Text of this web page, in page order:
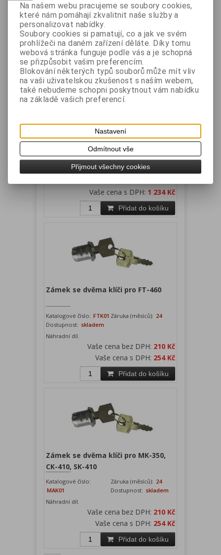
Náhradní díl.
Vaše cena bez DPH:24 Kč
Vaše cena s DPH:
Přidat do košíku
Civka elektromagnetu pro CLUX,
24V
Katalogové číslo:
CSSEL24
Záruka (měsíců):
Dostupnost:skladem
Náhradní díl.
Vaše cena s DPH: 1 234 Kč
Přidat do košíku
Zámek se dvěma klíči pro FT-460
Katalogové číslo: FTK01 Záruka (měsíců): 24
Dostupnost: skladem
Náhradní díl.
Vaše cena bez DPH: 210 Kč
Vaše cena s DPH: 254 Kč
Přidat do košíku
Zámek se dvěma klíči pro MK-350,
CK-410, SK-410
Katalogové číslo:
MAK01
Záruka (měsíců): 24
Dostupnost: skladem
Náhradní díl.
Vaše cena bez DPH: 210 Kč
Vaše cena s DPH: 254 Kč
Přidat do košíku
Na našem webu pracujeme se soubory cookies,
které nám pomáhají zkvalitnit naše služby a
personalizovat nabídky.
Soubory cookies si pamatují, co a jak ve svém
prohlížeči na daném zařízení děláte. Díky tomu
webová stránka funguje podle vás a je schopná
se přizpůsobit vašim preferencím.
Blokování některých typů souborů může mít vliv
na vaši uživatelskou zkušenost s naším webem,
také nebudeme schopni poskytnout vám nabídku
na základě vašich preferencí.
Nastavení
Odmítnout vše
Přijmout všechny cookies